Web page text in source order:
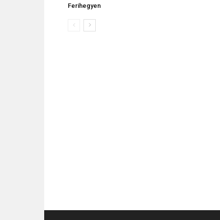
Ferihegyen